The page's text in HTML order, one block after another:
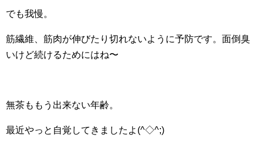
でも我慢。
筋繊維、筋肉が伸びたり切れないように予防です。面倒臭
いけど続けるためにはね〜
無茶ももう出来ない年齢。
最近やっと自覚してきましたよ(^◇^;)